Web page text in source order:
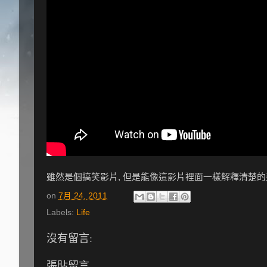
雖然是個搞笑影片, 但是能像這影片裡面一樣解釋清楚
on 7月 24, 2011
Labels: Life
沒有留言: